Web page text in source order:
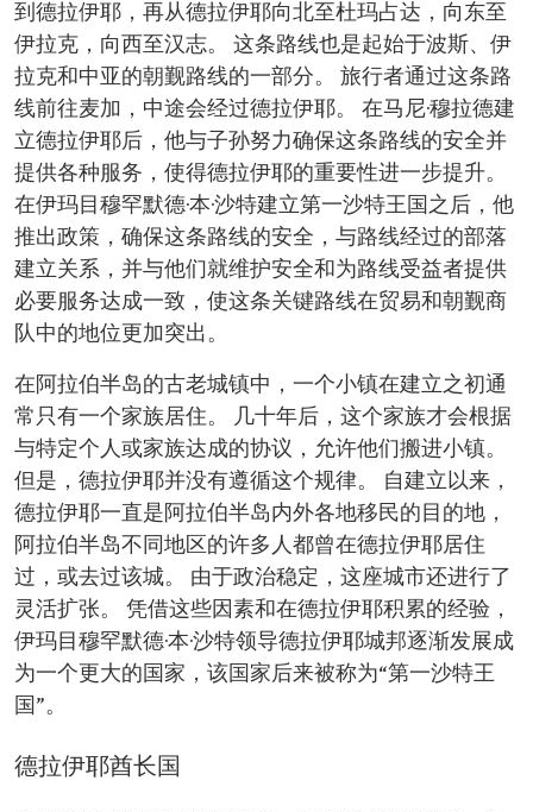
到德拉伊耶，再从德拉伊耶向北至杜玛占达，向东至
伊拉克，向西至汉志。 这条路线也是起始于波斯、伊
拉克和中亚的朝觐路线的一部分。 旅行者通过这条路
线前往麦加，中途会经过德拉伊耶。 在马尼·穆拉德建
立德拉伊耶后，他与子孙努力确保这条路线的安全并
提供各种服务，使得德拉伊耶的重要性进一步提升。
在伊玛目穆罕默德·本·沙特建立第一沙特王国之后，他
推出政策，确保这条路线的安全，与路线经过的部落
建立关系，并与他们就维护安全和为路线受益者提供
必要服务达成一致，使这条关键路线在贸易和朝觐商
队中的地位更加突出。
在阿拉伯半岛的古老城镇中，一个小镇在建立之初通
常只有一个家族居住。 几十年后，这个家族才会根据
与特定个人或家族达成的协议，允许他们搬进小镇。
但是，德拉伊耶并没有遵循这个规律。 自建立以来，
德拉伊耶一直是阿拉伯半岛内外各地移民的目的地，
阿拉伯半岛不同地区的许多人都曾在德拉伊耶居住
过，或去过该城。 由于政治稳定，这座城市还进行了
灵活扩张。 凭借这些因素和在德拉伊耶积累的经验，
伊玛目穆罕默德·本·沙特领导德拉伊耶城邦逐渐发展成
为一个更大的国家，该国家后来被称为“第一沙特王
国”。
德拉伊耶酋长国